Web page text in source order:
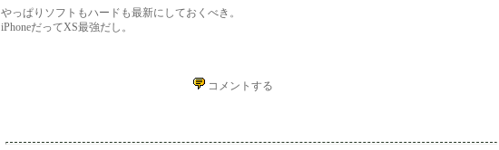
やっぱりソフトもハードも最新にしておくべき。
iPhoneだってXS最強だし。
コメントする